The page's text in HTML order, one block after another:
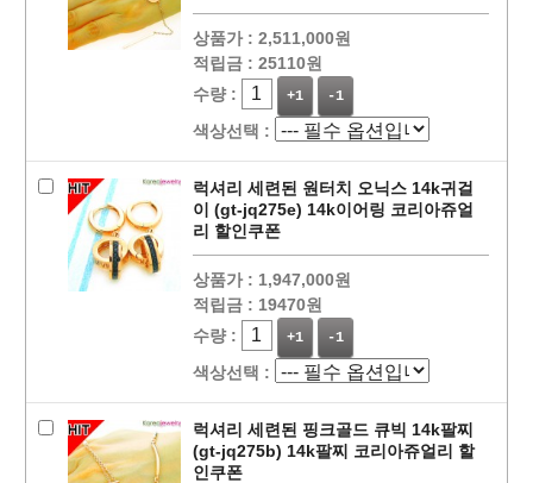
상품가 : 2,511,000원
적립금 : 25110원
수량 :
+1 -1
색상선택 :
럭셔리 세련된 원터치 오닉스 14k귀걸
이 (gt-jq275e) 14k이어링 코리아쥬얼
리 할인쿠폰
상품가 : 1,947,000원
적립금 : 19470원
수량 :
+1 -1
색상선택 :
럭셔리 세련된 핑크골드 큐빅 14k팔찌
(gt-jq275b) 14k팔찌 코리아쥬얼리 할
인쿠폰